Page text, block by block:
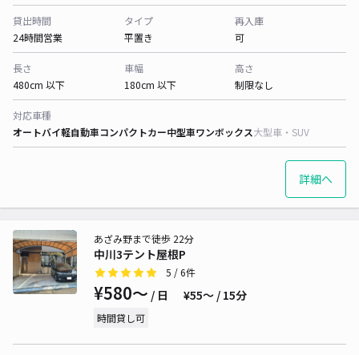
貸出時間
24時間営業
タイプ
平置き
再入庫
可
長さ
480cm 以下
車幅
180cm 以下
高さ
制限なし
対応車種
オートバイ軽自動車コンパクトカー中型車ワンボックス大型車・SUV
詳細へ
中川3テント屋根P
あざみ野まで徒歩 22分
5 / 6件
¥580〜 / 日 ¥55〜 / 15分
時間貸し可